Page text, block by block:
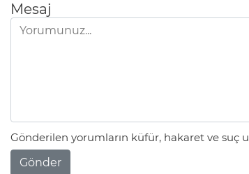
Mesaj
Gönderilen yorumların küfür, hakaret ve suç
Gönder